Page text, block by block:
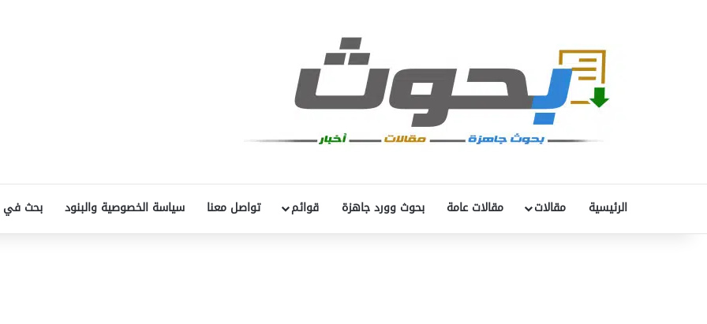
الرئيسية مقالات مقالات عامة بحوث وورد جاهزة قوائم تواصل معنا سياسة الخصوصية والبنود بحث في